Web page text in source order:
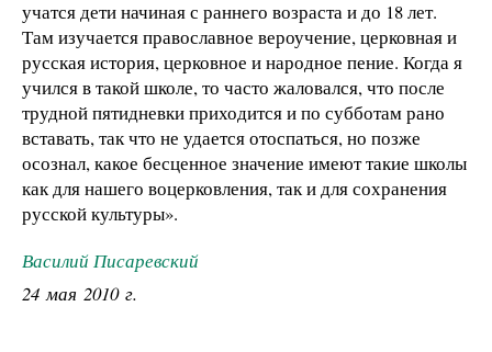
учатся дети начиная с раннего возраста и до 18 лет.
Там изучается православное вероучение, церковная и
русская история, церковное и народное пение. Когда я
учился в такой школе, то часто жаловался, что после
трудной пятидневки приходится и по субботам рано
вставать, так что не удается отоспаться, но позже
осознал, какое бесценное значение имеют такие школы
как для нашего воцерковления, так и для сохранения
русской культуры».
Василий Писаревский
24 мая 2010 г.